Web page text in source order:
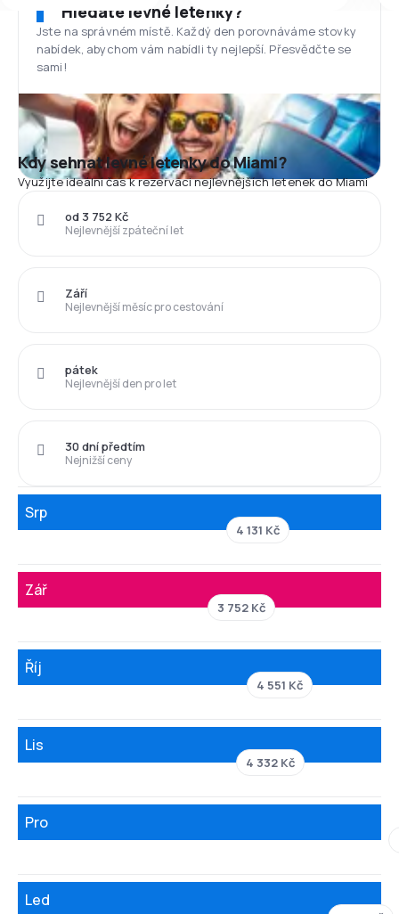
Hledáte levné letenky?
Jste na správném místě. Každý den porovnáváme stovky
nabídek, abychom vám nabídli ty nejlepší. Přesvědčte se
sami!
Kdy sehnat levné letenky do Miami?
Využijte ideální čas k rezervaci nejlevnějších letenek do Miami
Nejlevnější zpáteční let
od 3 752 Kč
Nejlevnější měsíc pro cestování
Září
Nejlevnější den pro let
pátek
Nejnižší ceny
30 dní předtím
Srp
4 131 Kč
Zář
3 752 Kč
Říj
4 551 Kč
Lis
4 332 Kč
Pro
Led